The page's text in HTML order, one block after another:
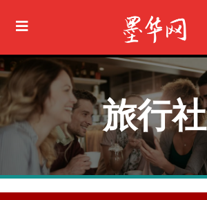
旅行社